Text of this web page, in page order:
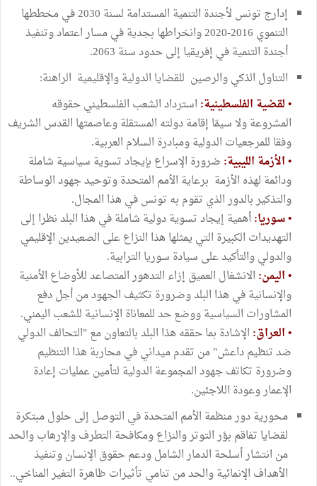
إدارج تونس لأجندة التنمية المستدامة لسنة 2030 في مخططها
التنموي 2016-2020 وانخراطها بجدية في مسار اعتماد وتنفيذ
أجندة التنمية في إفريقيا إلى حدود سنة 2063.
التناول الذكي والرصين للقضايا الدولية والإقليمية الراهنة:
•لقضية الفلسطينية: استرداد الشعب الفلسطيني حقوقه
المشروعة ولا سيمّا إقامة دولته المستقلة وعاصمتها القدس الشريف
وفقا للمرجعيات الدولية ومبادرة السلام العربية.
•الأزمة الليبية: ضرورة الإسراع بإيجاد تسوية سياسية شاملة
ودائمة لهذه الأزمة برعاية الأمم المتحدة وتوحيد جهود الوساطة
والتذكير بالدور الذي تقوم به تونس في هذا المجال.
•سوريا:أهمية إيجاد تسوية دولية شاملة في هذا البلد نظرا إلى
التهديدات الكبيرة التي يمثلها هذا النزاع على الصعيدين الإقليمي
والدولي والتأكيد على سيادة سوريا الترابية.
•اليمن: الانشغال العميق إزاء التدهور المتصاعد للأوضاع الأمنية
والإنسانية في هذا البلد وضرورة تكثيف الجهود من أجل دفع
المشاورات السياسية ووضع حد للمعاناة الإنسانية للشعب اليمني.
•العراق: الإشادة بما حققه هذا البلد بالتعاون مع "التحالف الدولي
ضد تنظيم داعش" من تقدم ميداني في محاربة هذا التنظيم
وضرورة تكاتف جهود المجموعة الدولية لتأمين عمليات إعادة
الإعمار وعودة اللاجئين.
محورية دور منظمة الأمم المتحدة في التوصل إلى حلول مبتكرة
لقضايا تفاقم بؤر التوتر والنزاع ومكافحة التطرف والإرهاب والحد
من انتشار أسلحة الدمار الشامل ودعم حقوق الإنسان وتنفيذ
الأهداف الإنمائية والحد من تنامي تأثيرات ظاهرة التغير المناخي..